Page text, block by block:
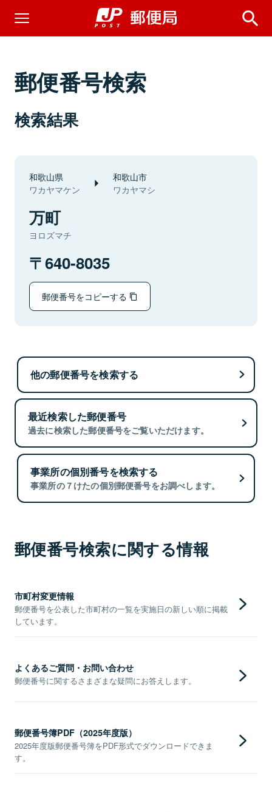
郵便番号検索
検索結果
和歌山県
ワカヤマケン
和歌山市
ワカヤマシ
万町
ヨロズマチ
640-8035
郵便番号をコピーする
他の郵便番号を検索する
最近検索した郵便番号
過去に検索した郵便番号をご覧いただけます。
事業所の個別番号を検索する
事業所の７けたの個別郵便番号をお調べします。
郵便番号検索に関する情報
市町村変更情報
郵便番号を公表した市町村の一覧を実施日の新しい順に掲載
しています。
よくあるご質問・お問い合わせ
郵便番号に関するさまざまな疑問にお答えします。
郵便番号簿PDF（2025年度版）
2025年度版郵便番号簿をPDF形式でダウンロードできま
す。